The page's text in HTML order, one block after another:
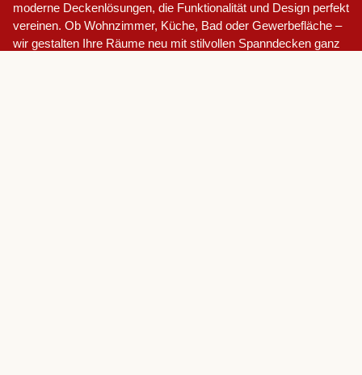
moderne Deckenlösungen, die Funktionalität und Design perfekt
vereinen. Ob Wohnzimmer, Küche, Bad oder Gewerbefläche –
wir gestalten Ihre Räume neu mit stilvollen Spanndecken ganz